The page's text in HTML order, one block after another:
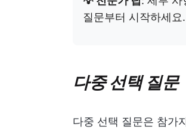
질문부터 시작하세요.
다중 선택 질문
다중 선택 질문은 참가